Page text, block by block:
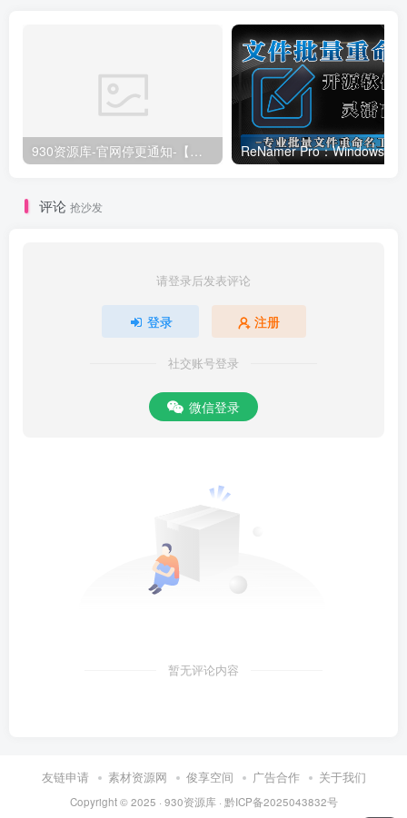
930资源库-官网停更通知-【换在线文档更新-每日更新】
评论 抢沙发
请登录后发表评论
登录 注册
社交账号登录
微信登录
暂无评论内容
友链申请 素材资源网 俊享空间 广告合作 关于我们
Copyright © 2025 · 930资源库· 黔ICP备2025043832号